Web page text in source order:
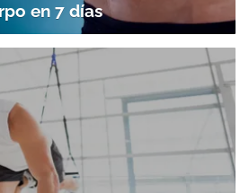
en 7 días